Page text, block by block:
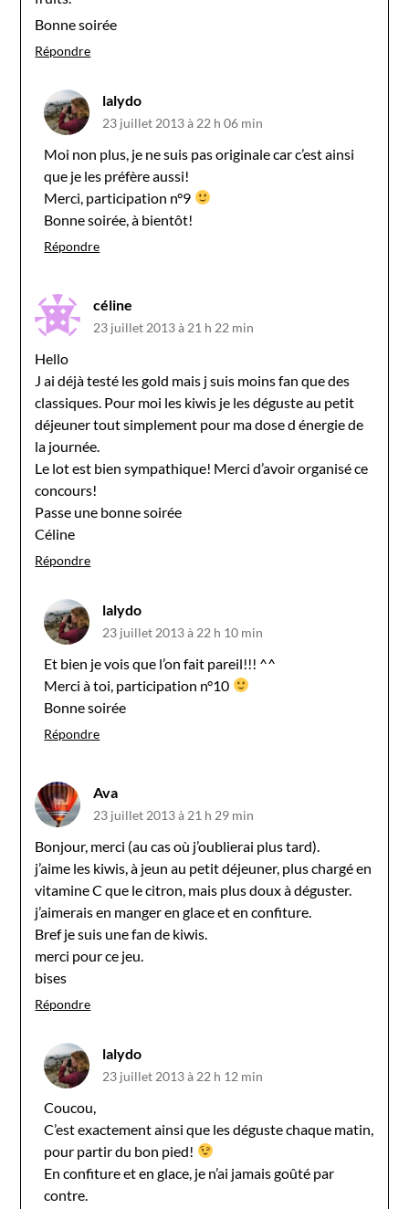
Bonne soirée
Répondre
lalydo
23 juillet 2013 à 22 h 06 min
Moi non plus, je ne suis pas originale car c’est ainsi
que je les préfère aussi!
Merci, participation n°9
Bonne soirée, à bientôt!
Répondre
céline
23 juillet 2013 à 21 h 22 min
Hello
J ai déjà testé les gold mais j suis moins fan que des
classiques. Pour moi les kiwis je les déguste au petit
déjeuner tout simplement pour ma dose d énergie de
la journée.
Le lot est bien sympathique! Merci d’avoir organisé ce
concours!
Passe une bonne soirée
Céline
Répondre
lalydo
23 juillet 2013 à 22 h 10 min
Et bien je vois que l’on fait pareil!!! ^^
Merci à toi, participation n°10
Bonne soirée
Répondre
Ava
23 juillet 2013 à 21 h 29 min
Bonjour, merci (au cas où j’oublierai plus tard).
j’aime les kiwis, à jeun au petit déjeuner, plus chargé en
vitamine C que le citron, mais plus doux à déguster.
j’aimerais en manger en glace et en confiture.
Bref je suis une fan de kiwis.
merci pour ce jeu.
bises
Répondre
lalydo
23 juillet 2013 à 22 h 12 min
Coucou,
C’est exactement ainsi que les déguste chaque matin,
pour partir du bon pied!
En confiture et en glace, je n’ai jamais goûté par
contre.